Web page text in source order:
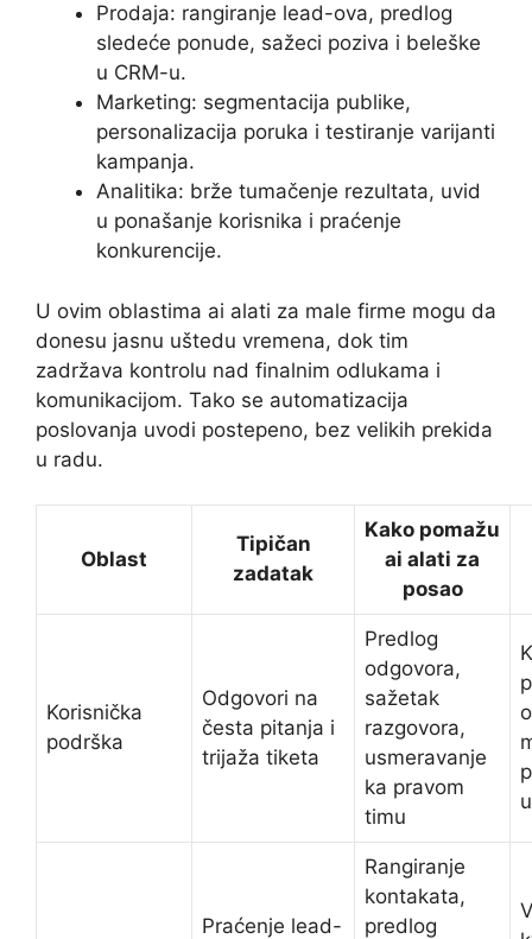
Prodaja: rangiranje lead-ova, predlog
sledeće ponude, sažeci poziva i beleške
u CRM-u.
Marketing: segmentacija publike,
personalizacija poruka i testiranje varijanti
kampanja.
Analitika: brže tumačenje rezultata, uvid
u ponašanje korisnika i praćenje
konkurencije.
U ovim oblastima ai alati za male firme mogu da
donesu jasnu uštedu vremena, dok tim
zadržava kontrolu nad finalnim odlukama i
komunikacijom. Tako se automatizacija
poslovanja uvodi postepeno, bez velikih prekida
u radu.
Oblast
Tipičan
zadatak
Kako pomažu
ai alati za
posao
Korisnička
podrška
Odgovori na
česta pitanja i
trijaža tiketa
Predlog
odgovora,
sažetak
razgovora,
usmeravanje
ka pravom
timu
Praćenje lead-
Rangiranje
kontakata,
predlog